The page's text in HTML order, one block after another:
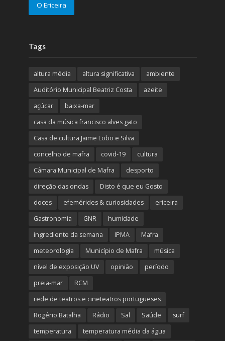
O Ericeira
Tags
altura média altura significativa
ambiente
Auditório Municipal Beatriz Costa
azeite
açúcar
baixa-mar
casa da música francisco alves gato
Casa de cultura Jaime Lobo e Silva
concelho de mafra
covid-19
cultura
Câmara Municipal de Mafra
desporto
direção das ondas
Disto é que eu Gosto
doces
efemérides & curiosidades
ericeira
Gastronomia
GNR
humidade
ingrediente da semana
IPMA
Mafra
meteorologia
Município de Mafra
música
nível de exposição UV
opinião
período
preia-mar
RCM
rede de teatros e cineteatros portugueses
Rogério Batalha
Rádio Sal Saúde
surf
temperatura
temperatura média da água